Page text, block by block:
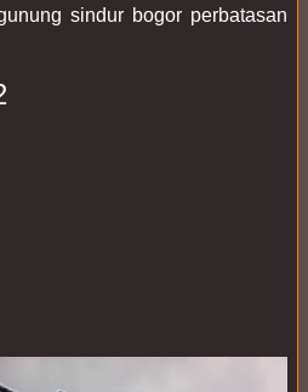
sindur bogor perbatasan